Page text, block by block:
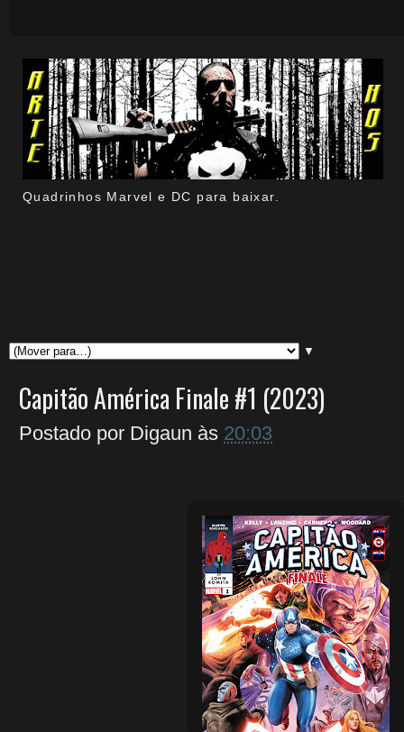
Quadrinhos Marvel e DC para baixar.
▼
Capitão América Finale #1 (2023)
Postado por Digaun às 20:03